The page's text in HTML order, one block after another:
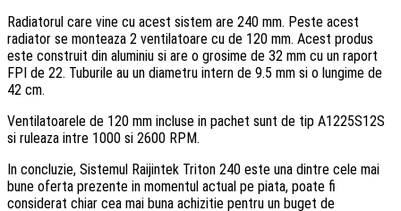
Radiatorul care vine cu acest sistem are 240 mm. Peste acest
radiator se monteaza 2 ventilatoare cu de 120 mm. Acest produs
este construit din aluminiu si are o grosime de 32 mm cu un raport
FPI de 22. Tuburile au un diametru intern de 9.5 mm si o lungime de
42 cm.
Ventilatoarele de 120 mm incluse in pachet sunt de tip A1225S12S
si ruleaza intre 1000 si 2600 RPM.
In concluzie, Sistemul Raijintek Triton 240 este una dintre cele mai
bune oferta prezente in momentul actual pe piata, poate fi
considerat chiar cea mai buna achizitie pentru un buget de